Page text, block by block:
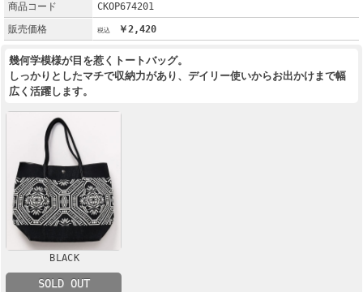
商品コード
CKOP674201
販売価格
￥2,420
幾何学模様が目を惹くトートバッグ。
しっかりとしたマチで収納力があり、デイリー使いからお出かけまで幅
広く活躍します。
BLACK
SOLD OUT